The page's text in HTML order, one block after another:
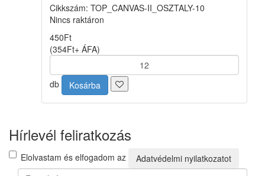
Cikkszám: TOP_CANVAS-II_OSZTALY-10
Nincs raktáron
450Ft
(354Ft+ ÁFA)
db Kosárba
Hírlevél feliratkozás
Elolvastam és elfogadom az Adatvédelmi nyilatkozatot